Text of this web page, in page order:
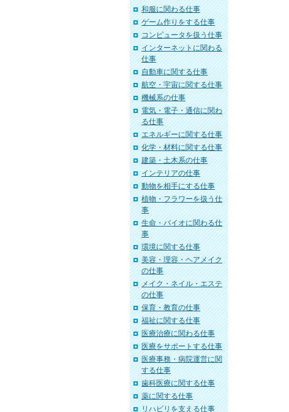
和服に関わる仕事
ゲーム作りをする仕事
コンピュータを扱う仕事
インターネットに関わる
仕事
自動車に関する仕事
航空・宇宙に関する仕事
機械系の仕事
電気・電子・通信に関わ
る仕事
エネルギーに関する仕事
化学・材料に関する仕事
建築・土木系の仕事
インテリアの仕事
動物を相手にする仕事
植物・フラワーを扱う仕
事
生命・バイオに関わる仕
事
環境に関する仕事
美容・理容・ヘアメイク
の仕事
メイク・ネイル・エステ
の仕事
保育・教育の仕事
福祉に関する仕事
医療治療に関わる仕事
医療をサポートする仕事
医療事務・病院運営に関
する仕事
歯科医療に関する仕事
薬に関する仕事
リハビリを支える仕事